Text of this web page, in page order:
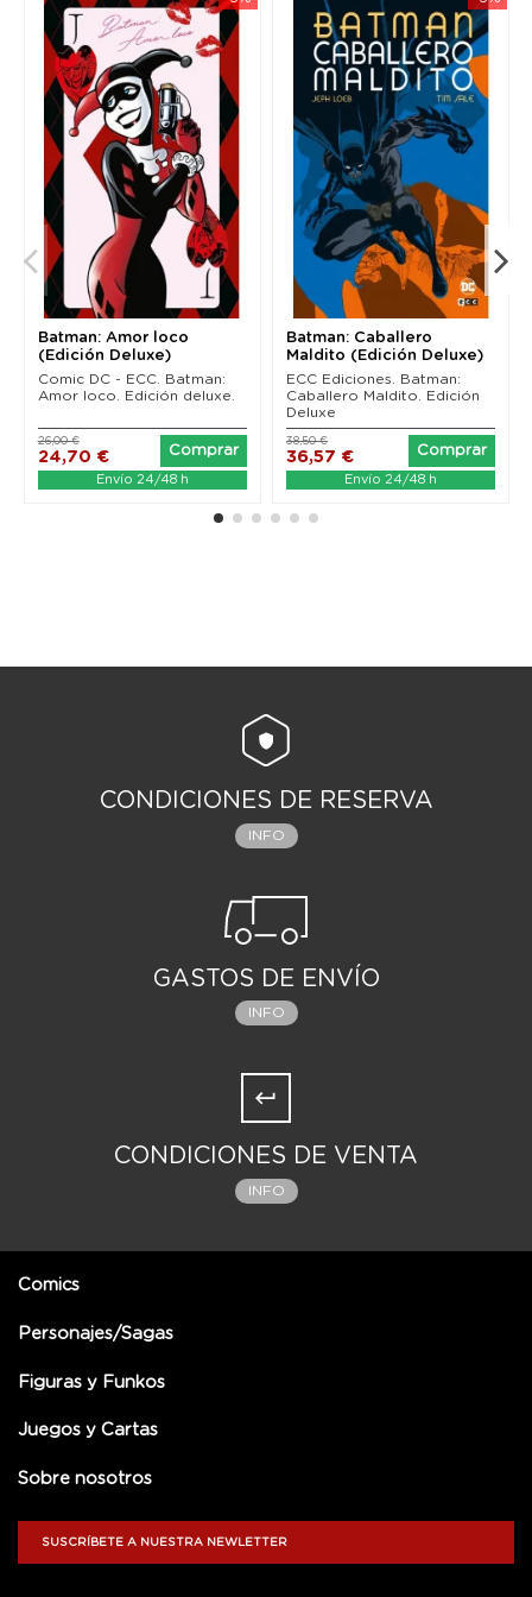
Batman: Amor loco
(Edición Deluxe)
Comic DC - ECC. Batman:
Amor loco. Edición deluxe.
24,70 €
26,00 €
Comprar
Envío 24/48 h
Batman: Caballero
Maldito (Edición Deluxe)
ECC Ediciones. Batman:
Caballero Maldito. Edición
Deluxe
36,57 €
38,50 €
Comprar
Envío 24/48 h
CONDICIONES DE RESERVA
INFO
GASTOS DE ENVÍO
INFO
CONDICIONES DE VENTA
INFO
Comics
Personajes/Sagas
Figuras y Funkos
Juegos y Cartas
Sobre nosotros
SUSCRÍBETE A NUESTRA NEWLETTER